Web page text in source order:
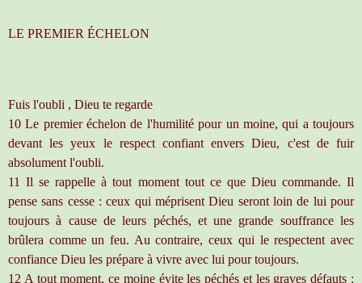
LE PREMIER ÉCHELON
Fuis l'oubli , Dieu te regarde
10 Le premier échelon de l'humilité pour un moine, qui a toujours
devant les yeux le respect confiant envers Dieu, c'est de fuir
absolument l'oubli.
11 Il se rappelle à tout moment tout ce que Dieu commande. Il
pense sans cesse : ceux qui méprisent Dieu seront loin de lui pour
toujours à cause de leurs péchés, et une grande souffrance les
brûlera comme un feu. Au contraire, ceux qui le respectent avec
confiance Dieu les prépare à vivre avec lui pour toujours.
12 A tout moment, ce moine évite les péchés et les graves défauts :